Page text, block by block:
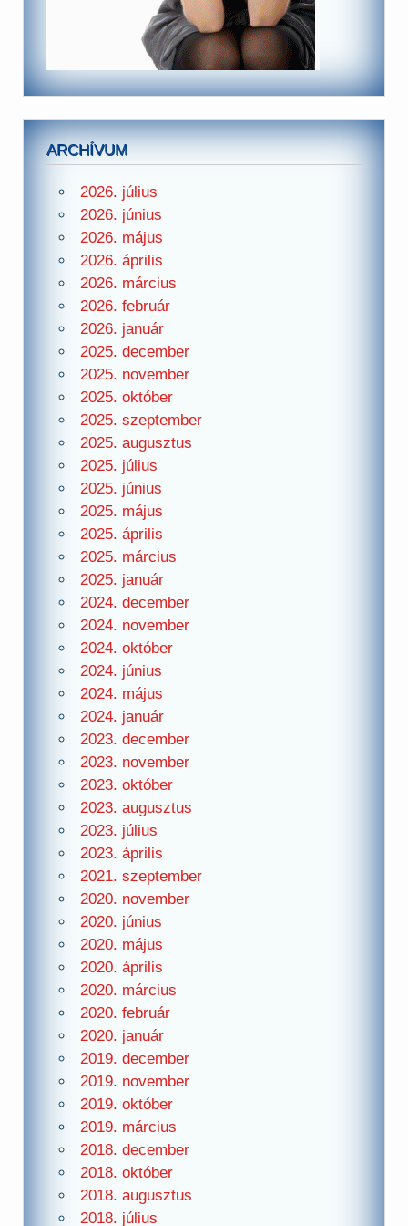
ARCHÍVUM
2026. július
2026. június
2026. május
2026. április
2026. március
2026. február
2026. január
2025. december
2025. november
2025. október
2025. szeptember
2025. augusztus
2025. július
2025. június
2025. május
2025. április
2025. március
2025. január
2024. december
2024. november
2024. október
2024. június
2024. május
2024. január
2023. december
2023. november
2023. október
2023. augusztus
2023. július
2023. április
2021. szeptember
2020. november
2020. június
2020. május
2020. április
2020. március
2020. február
2020. január
2019. december
2019. november
2019. október
2019. március
2018. december
2018. október
2018. augusztus
2018. július